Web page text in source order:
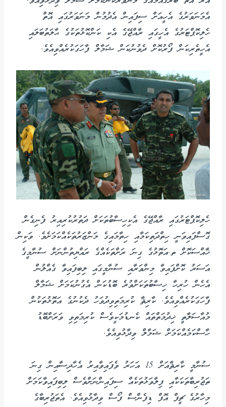
އެމަނަވަރުގެ އެހީއަށް ސިފައިން އެދުމުން މަނަވަރުގައި އޮތް
ހެލިކޮޕްޓަރުގެ އެހީގައި ރާއްޖޭގެ އެކި ކަންކޮޅުތަކުގެ ޙާލަތުބަލައި
އެހީތެރިކަން ފޯރުކޮށް ދެވުނުކަން ޝަމާލް ފާހަގަކުރެއްވިއެވެ.
ހެލިކޮޕްޓަރުގައި ރާއްޖޭގެ އެކިހިސާބުތަކަށް ދަތުރުކުރިއިރު ފެނިގެން
ގޮސްފައިވަނީ ހިތްދަތިކަމާއި ހިތާމައިގެ މަންޒަރުތަކެއްކަމަށެވެ. ވަކިން
ޚާއްސަކޮށް ތ.އަތޮޅުގެ ގިނަ ރަށްތަކެއްގެ ރައްޔިތުންނަށް ސުނާމީގެ
އަސަރު ކޮށްފައިވާ މިންވަރާއި ސުނާމީގައި ލިބިފައިވާ ގެއްލުން
އެހެން ހުރިހާ ހިސާބުތަކަށްވުރެ ބޮޑުކަން އެގުނުކަމަށް ޝަމާލް
ފާހަގަކުރެއްވިއެވެ. ކާރިޘާ ކުރިމަތިވިދުވަހު ދެކުނުގެ އަތޮޅުތަކުން
މުއާސަލާތީ ޚިދުމަތްތައް ކެނޑުމަކީވެސް ކުރިމަތިވި ވަރަށްބޮޑު
ހާސްކަމެއްކަމަށް ޝަމާލް ވިދާޅުވިއެވެ.
ސުނާމީ ކާރިޘާއަށް 15 އަހަރު ވެފައިވާއިރު އެހާދިސާއިން ގިނަ
ތަޖުރިބާތަކަކާއި ފިލާވަޅުތަކެއް ސިފައިންނަށްވެސް ލިބިފައިވާކަމަށް
މިހާރުގެ ޗީފް އޮފް ޑިފެންސް ފޯސް ވިދާޅުވިއެވެ. އެތަޖުރިބާގެ